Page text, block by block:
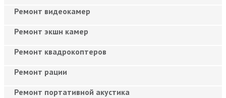
Ремонт видеокамер
Ремонт экшн камер
Ремонт квадрокоптеров
Ремонт рации
Ремонт портативной акустика